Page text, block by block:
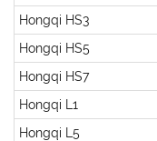
Hongqi HS3
Hongqi HS5
Hongqi HS7
Hongqi L1
Hongqi L5